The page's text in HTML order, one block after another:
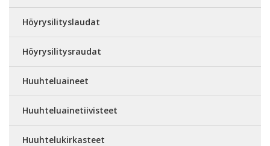
Höyrysilityslaudat
Höyrysilitysraudat
Huuhteluaineet
Huuhteluainetiivisteet
Huuhtelukirkasteet